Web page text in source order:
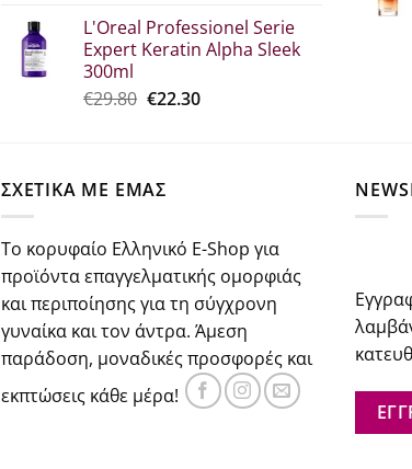
was:
€34.60.
τιμή
είναι:
L'Oreal Professionel Serie
Expert Keratin Alpha Sleek
300ml
€29.80 Original
€22.30Η
ΣΧΕΤΙΚΑ ΜΕ ΕΜΑΣ
Το κορυφαίο Ελληνικό E-Shop για
προϊόντα επαγγελματικής ομορφιάς
και περιποίησης για τη σύγχρονη
γυναίκα και τον άντρα. Άμεση
παράδοση, μοναδικές προσφορές και
εκπτώσεις κάθε μέρα!